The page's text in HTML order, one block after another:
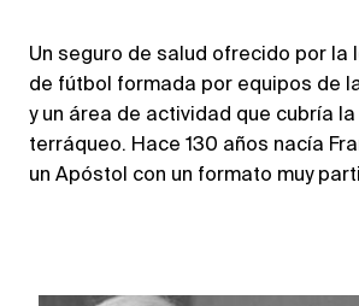
Un seguro de salud ofrecido por la
de fútbol formada por equipos de
y un área de actividad que cubría
terráqueo. Hace 130 años nacía
un Apóstol con un formato muy